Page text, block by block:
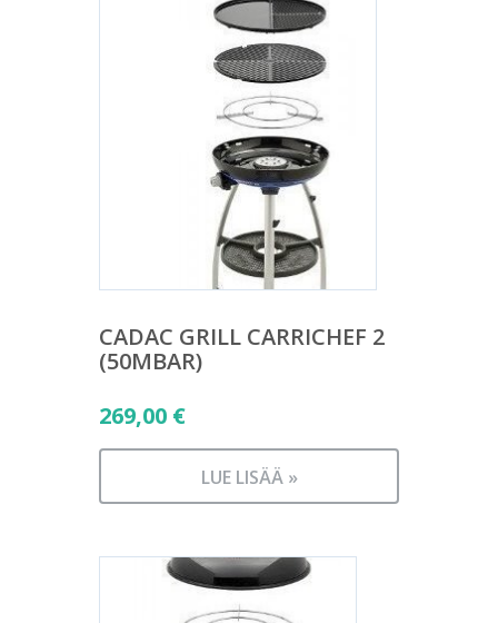
CADAC GRILL CARRICHEF 2
(50MBAR)
269,00 €
LUE LISÄÄ »